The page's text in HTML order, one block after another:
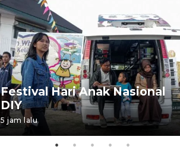
Festival Hari Anak Nasional
DIY
5 jam lalu